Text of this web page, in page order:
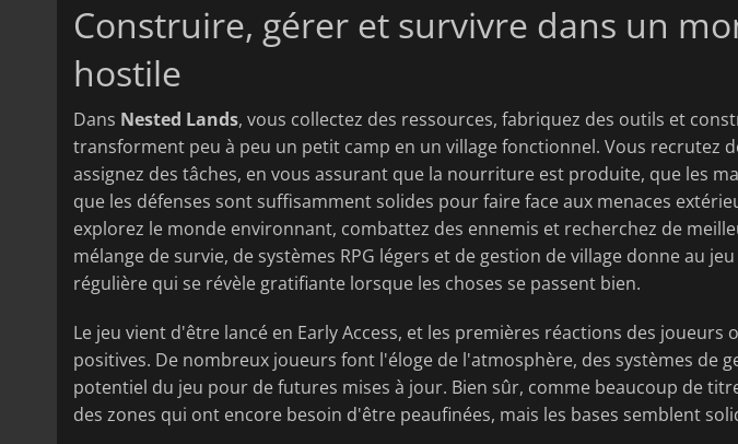
Construire, gérer et survivre dans un
hostile
Dans Nested Lands, vous collectez des ressources, fabriquez des outils et
transforment peu à peu un petit camp en un village fonctionnel. Vous recrutez
assignez des tâches, en vous assurant que la nourriture est produite, que les
que les défenses sont suffisamment solides pour faire face aux menaces
explorez le monde environnant, combattez des ennemis et recherchez de
mélange de survie, de systèmes RPG légers et de gestion de village donne au
régulière qui se révèle gratifiante lorsque les choses se passent bien.
Le jeu vient d'être lancé en Early Access, et les premières réactions des
positives. De nombreux joueurs font l'éloge de l'atmosphère, des systèmes de
potentiel du jeu pour de futures mises à jour. Bien sûr, comme beaucoup de
des zones qui ont encore besoin d'être peaufinées, mais les bases semblent